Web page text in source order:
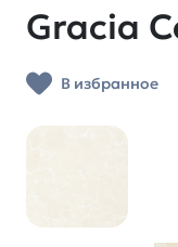
Gracia
В избранное